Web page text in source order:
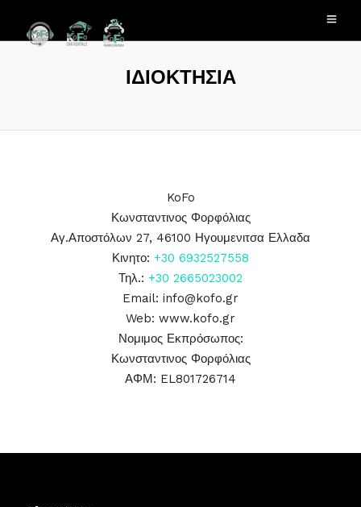
ΙΔΙΟΚΤΗΣΙΑ
KoFo
Κωνσταντινος Φορφόλιας
Αγ.Αποστόλων 27, 46100 Ηγουμενιτσα Ελλαδα
Κινητο: +30 6932527558
Τηλ.: +30 2665023002
Email: info@kofo.gr
Web: www.kofo.gr
Νομιμος Εκπρόσωπος:
Κωνσταντινος Φορφόλιας
ΑΦΜ: EL801726714